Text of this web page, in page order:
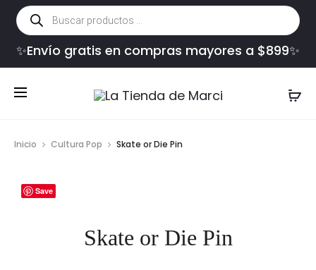
Búsqueda
de
productos
✨Envío gratis en compras mayores a $899✨
Inicio Cultura Pop Skate or Die Pin
Save
Skate or Die Pin